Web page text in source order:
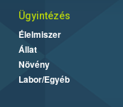
Ügyintézés
Élelmiszer
Állat
Növény
Labor/Egyéb